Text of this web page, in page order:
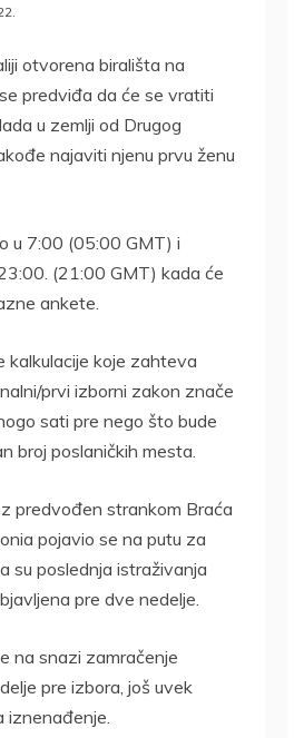
otvorena birališta na
predviđa da će se vratiti
u zemlji od Drugog
najaviti njenu prvu ženu
u 7:00 (05:00 GMT) i
(21:00 GMT) kada će
ankete.
kalkulacije koje zahteva
prvi izborni zakon znače
sati pre nego što bude
broj poslaničkih mesta.
predvođen strankom Braća
pojavio se na putu za
su poslednja istraživanja
pre dve nedelje.
na snazi zamračenje
pre izbora, još uvek
iznenađenje.